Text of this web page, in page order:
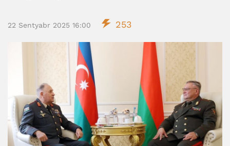
22 Sentyabr 2025 16:00 253